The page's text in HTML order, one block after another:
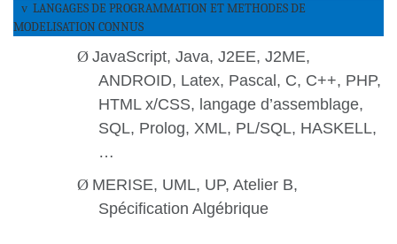
v LANGAGES DE PROGRAMMATION ET METHODES DE
MODELISATION CONNUS
Ø JavaScript, Java, J2EE, J2ME,
ANDROID, Latex, Pascal, C, C++, PHP,
HTML x/CSS, langage d’assemblage,
SQL, Prolog, XML, PL/SQL, HASKELL,
…
Ø MERISE, UML, UP, Atelier B,
Spécification Algébrique